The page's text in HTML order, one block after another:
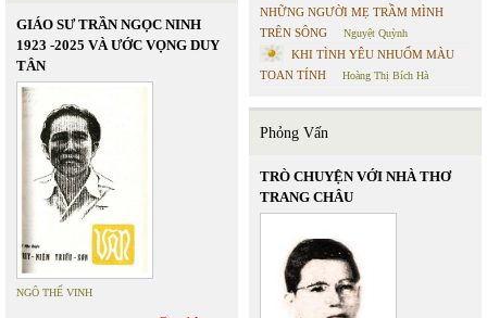
GIÁO SƯ TRẦN NGỌC NINH
1923 -2025 VÀ ƯỚC VỌNG DUY
TÂN
NGÔ THẾ VINH
NHỮNG NGƯỜI MẸ TRẦM MÌNH
TRÊN SÔNG
Nguyệt Quỳnh
KHI TÌNH YÊU NHUỐM MÀU
TOAN TÍNH
Hoàng Thị Bích Hà
Phỏng Vấn
TRÒ CHUYỆN VỚI NHÀ THƠ
TRANG CHÂU